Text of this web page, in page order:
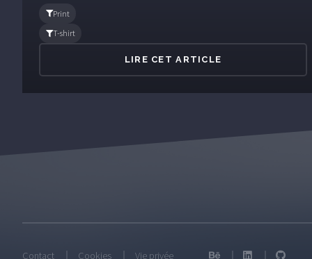
Print
T-shirt
LIRE CET ARTICLE
Contact Cookies Vie privée